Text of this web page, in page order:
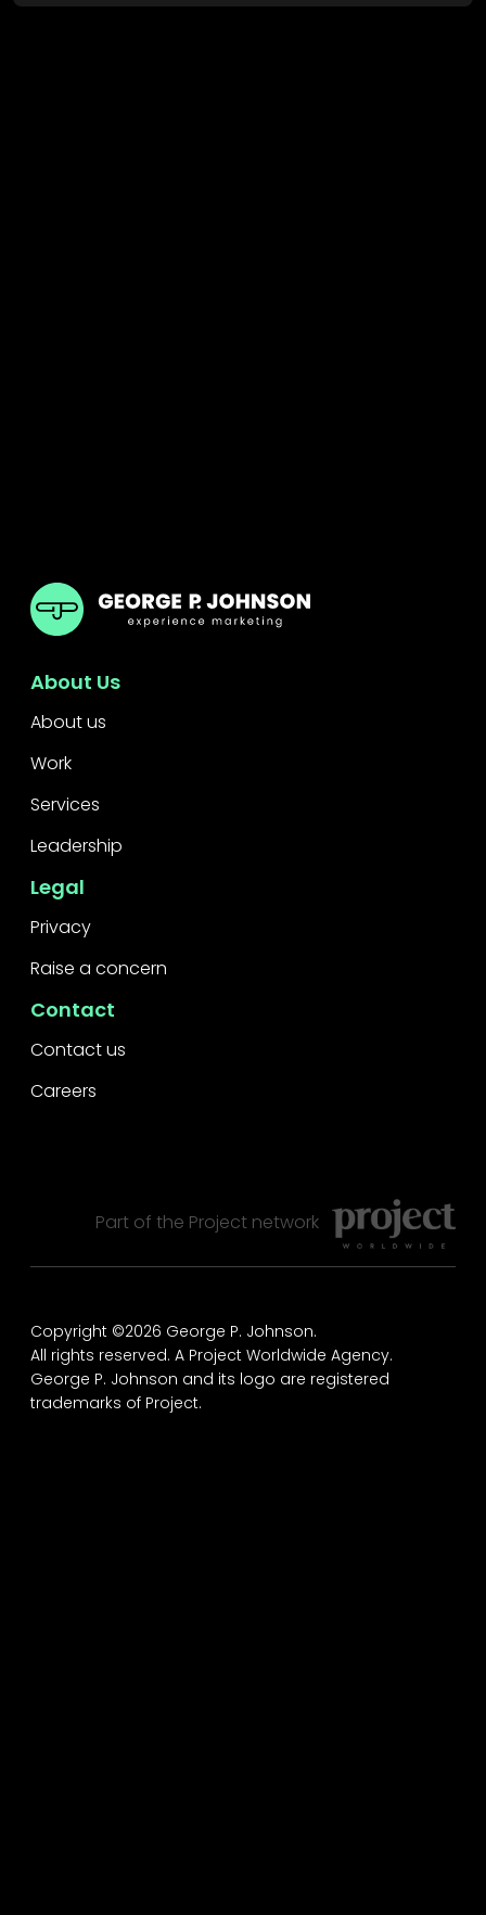
GPJ South Korea
About Us
About us
Work
Services
Leadership
Legal
Privacy
Raise a concern
Contact
Contact us
Careers
Part of the Projectnetwork
Copyright ©2026 George P. Johnson.
All rights reserved. A Project Worldwide Agency.
George P. Johnson and its logo are registered
trademarks of Project.